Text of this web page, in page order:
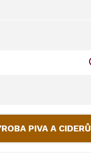
PIVA A CIDERŮ